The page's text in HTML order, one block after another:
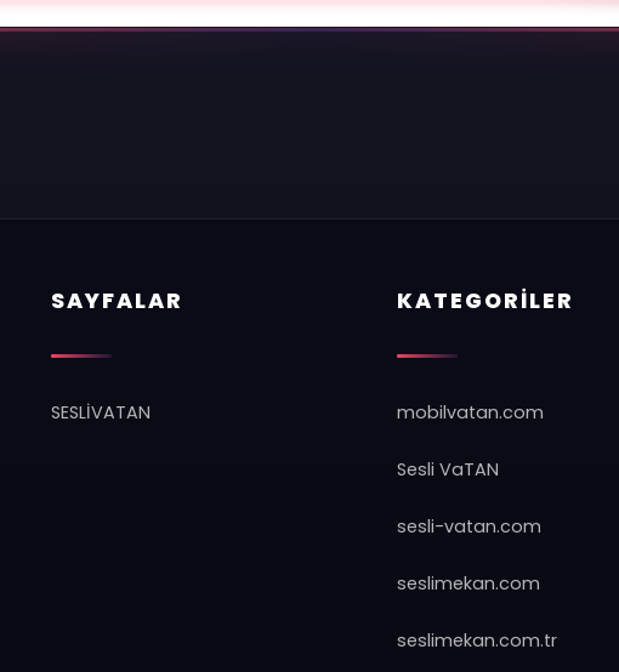
SAYFALAR
SESLİVATAN
KATEGORILER
mobilvatan.com
Sesli VaTAN
sesli-vatan.com
seslimekan.com
seslimekan.com.tr